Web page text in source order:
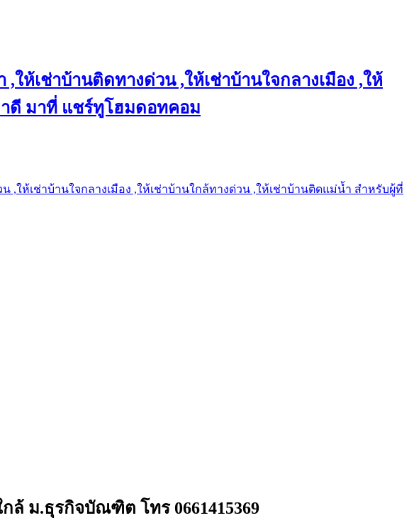
ให้เช่าบ้านติดทางด่วน ,ให้เช่าบ้านใจกลางเมือง ,ให้
ดี มาที่ แชร์ทูโฮมดอทคอม
,ให้เช่าบ้านใจกลางเมือง ,ให้เช่าบ้านใกล้ทางด่วน ,ให้เช่าบ้านติดแม่น้ำ สำหรับผู้ที่
ล้ ม.ธุรกิจบัณฑิต โทร 0661415369